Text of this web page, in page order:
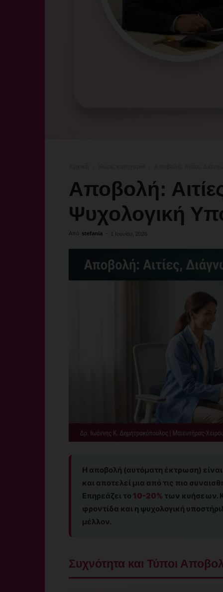
Αποβολή:
Ψυχολογική
Από stefania - 1 Ιουνίου, 2026
Η αποβολή (αυτόματη έκτρωση)
και αποτελεί μια από τις πιο
Επηρεάζει το 10-20% των κυήσεων.
φροντίδα και η ψυχολογική
μέλλον.
Συχνότητα και Τύποι